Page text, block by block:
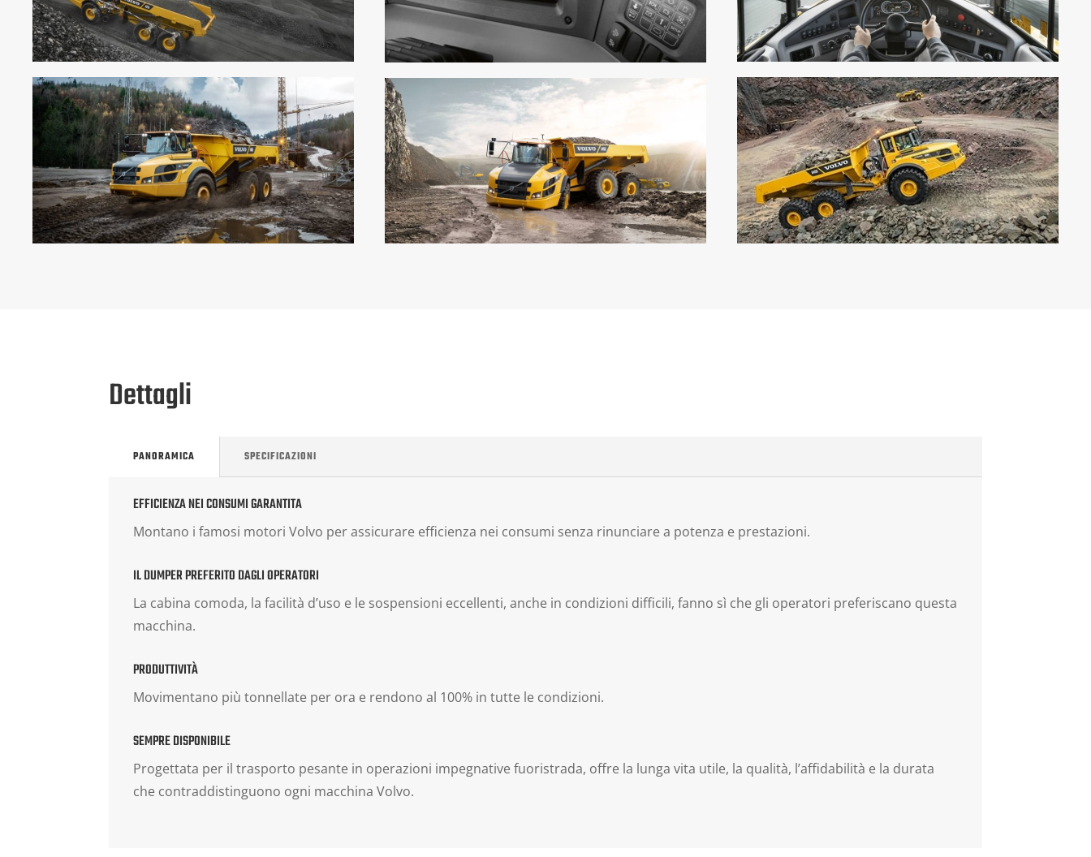
Dettagli
PANORAMICA SPECIFICAZIONI
EFFICIENZA NEI CONSUMI GARANTITA
Montano i famosi motori Volvo per assicurare efficienza nei consumi senza rinunciare a potenza e prestazioni.
IL DUMPER PREFERITO DAGLI OPERATORI
La cabina comoda, la facilità d’uso e le sospensioni eccellenti, anche in condizioni difficili, fanno sì che gli operatori preferiscano questa
macchina.
PRODUTTIVITÀ
Movimentano più tonnellate per ora e rendono al 100% in tutte le condizioni.
SEMPRE DISPONIBILE
Progettata per il trasporto pesante in operazioni impegnative fuoristrada, offre la lunga vita utile, la qualità, l’affidabilità e la durata
che contraddistinguono ogni macchina Volvo.